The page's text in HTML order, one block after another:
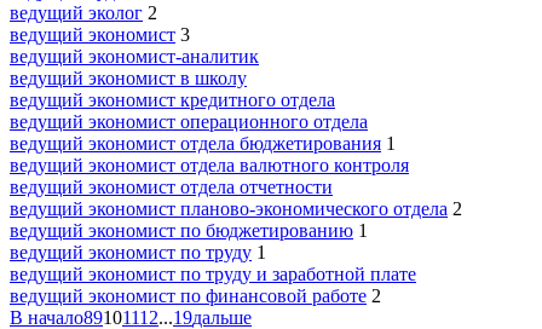
ведущий эколог 2
ведущий экономист 3
ведущий экономист-аналитик
ведущий экономист в школу
ведущий экономист кредитного отдела
ведущий экономист операционного отдела
ведущий экономист отдела бюджетирования 1
ведущий экономист отдела валютного контроля
ведущий экономист отдела отчетности
ведущий экономист планово-экономического отдела 2
ведущий экономист по бюджетированию 1
ведущий экономист по труду 1
ведущий экономист по труду и заработной плате
ведущий экономист по финансовой работе 2
В начало89101112...19дальше